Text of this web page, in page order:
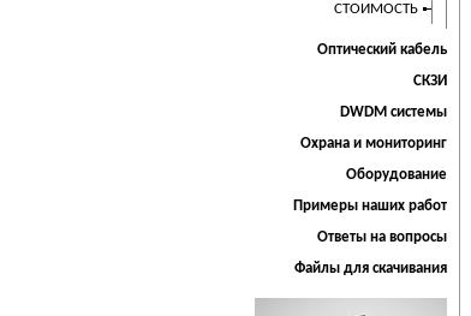
СТОИМОСТЬ
Оптический кабель
СКЗИ
DWDM системы
Охрана и мониторинг
Оборудование
Примеры наших работ
Ответы на вопросы
Файлы для скачивания